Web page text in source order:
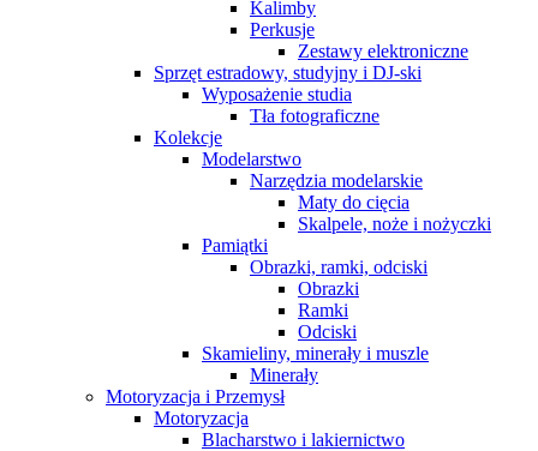
Kalimby
Perkusje
Zestawy elektroniczne
Sprzęt estradowy, studyjny i DJ-ski
Wyposażenie studia
Tła fotograficzne
Kolekcje
Modelarstwo
Narzędzia modelarskie
Maty do cięcia
Skalpele, noże i nożyczki
Pamiątki
Obrazki, ramki, odciski
Obrazki
Ramki
Odciski
Skamieliny, minerały i muszle
Minerały
Motoryzacja i Przemysł
Motoryzacja
Blacharstwo i lakiernictwo